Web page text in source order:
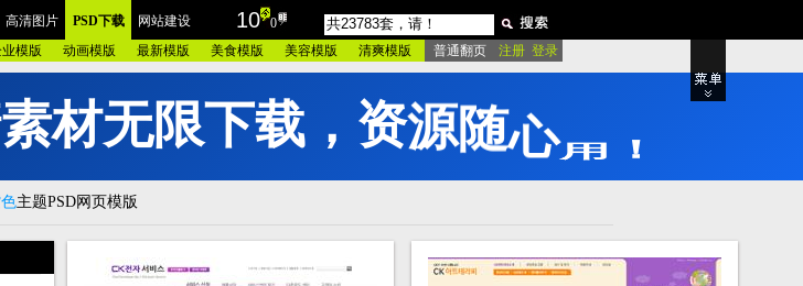
高清图片 PSD下载 网站建设 10
0
模版 动画模版 最新模版 美食模版 美容模版 清爽模版 注册 登录
普通翻页
截图 AI素材 插画艺术 家居建筑 工业设计 品牌专区
酷站 黄色酷站 灰色酷站 银色酷站 咖啡酷站 粉红酷站 绿色酷站
设计 医疗健康 学校教育
财经 爱情交友 儿童品牌 旅游度假 奢侈古董 动物宠物 室内设计 家居建材
节日 人力资源 手表皮带 更多类型..
素材无限 下载 ， 资源随心用 ！
主题PSD网页模版